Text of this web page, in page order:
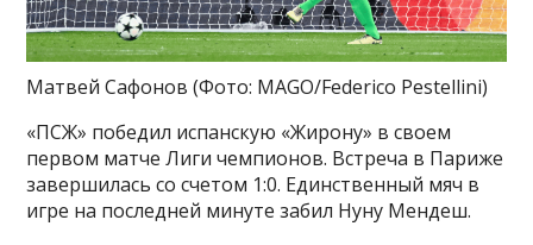
Матвей Сафонов(Фото: MAGO/Federico Pestellini)
«ПСЖ» победил испанскую «Жирону» в своем
первом матче Лиги чемпионов. Встреча в Париже
завершилась со счетом 1:0. Единственный мяч в
игре на последней минуте забил Нуну Мендеш.